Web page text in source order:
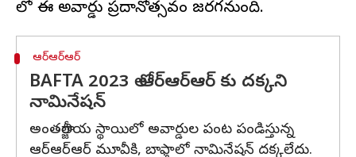
ఆర్ఆర్ఆర్
BAFTA 2023 లో ఆర్ఆర్ఆర్ కు దక్కని
నామినేషన్
అంతర్జాతీయ స్థాయిలో అవార్డుల పంట పండిస్తున్న
ఆర్ఆర్ఆర్ మూవీకి, బాఫ్తాలో నామినేషన్ దక్కలేదు.